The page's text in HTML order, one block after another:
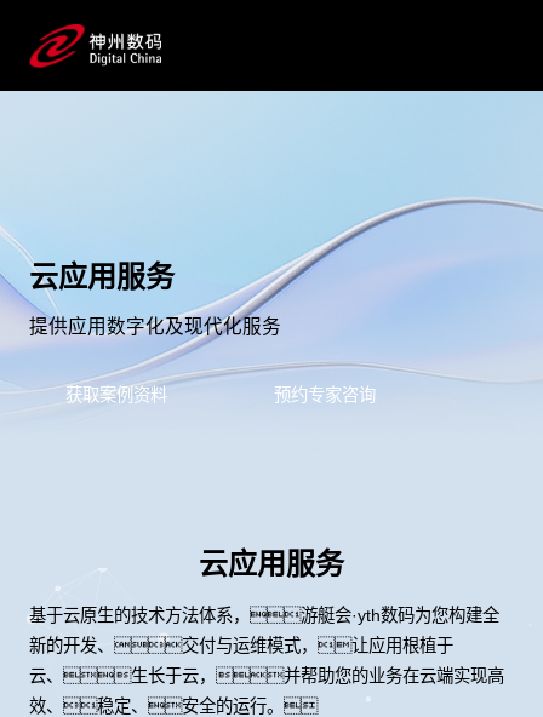
云应用服务
提供应用数字化及现代化服务
获取案例资料 预约专家咨询
云应用服务
基于云原生的技术方法体系，游艇会·yth数码为您构建全
新的开发、交付与运维模式，让应用根植于
云、生长于云，并帮助您的业务在云端实现高
效、稳定、安全的运行。